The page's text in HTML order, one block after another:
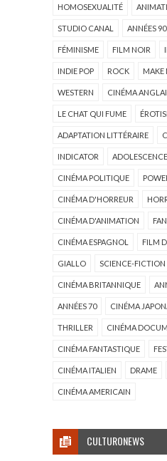
HOMOSEXUALITÉ
STUDIO CANAL ANNÉES 90
FÉMINISME FILM NOIR
INDIE POP ROCK MAKE
WESTERN CINÉMA
LE CHAT QUI FUME
ADAPTATION LITTÉRAIRE
INDICATOR ADOLESCENCE
CINÉMA POLITIQUE
CINÉMA D'HORREUR
CINÉMA D'ANIMATION
CINÉMA ESPAGNOL FILM
GIALLO SCIENCE-FICTION
CINÉMA BRITANNIQUE
ANNÉES 70 CINÉMA
THRILLER CINÉMA
CINÉMA FANTASTIQUE
CINÉMA ITALIEN DRAME
CINÉMA AMERICAIN
CULTURONEWS